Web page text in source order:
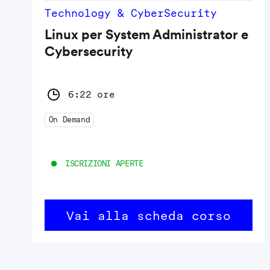
Technology & CyberSecurity
Linux per System Administrator e
Cybersecurity
6:22 ore
On Demand
ISCRIZIONI APERTE
Vai alla scheda corso